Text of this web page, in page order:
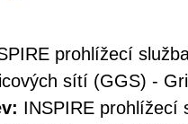
prohlížecí
sítí (GGS) -
INSPIRE prohlížecí